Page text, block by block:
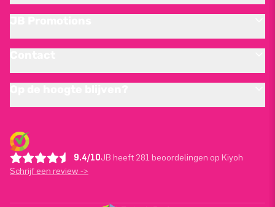
9.4/10JB heeft 281 beoordelingen op Kiyoh
Schrijf een review ->